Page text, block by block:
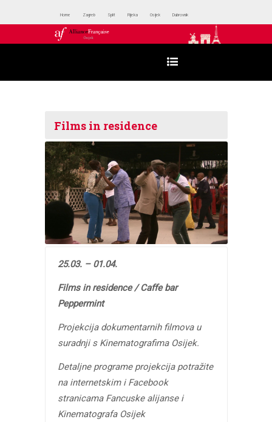
Home Zagreb Split Rijeka Osijek Dubrovnik
Films in residence
25.03. – 01.04.
Films in residence / Caffe bar
Peppermint
Projekcija dokumentarnih filmova u
suradnji s Kinematografima Osijek.
Detaljne programe projekcija potražite
na internetskim i Facebook
stranicama Fancuske alijanse i
Kinematografa Osijek